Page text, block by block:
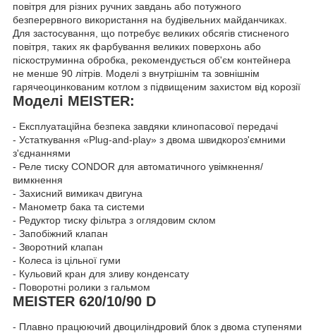
повітря для різних ручних завдань або потужного
безперервного використання на будівельних майданчиках.
Для застосування, що потребує великих обсягів стисненого
повітря, таких як фарбування великих поверхонь або
піскоструминна обробка, рекомендується об'єм контейнера
не менше 90 літрів. Моделі з внутрішнім та зовнішнім
гарячеоцинкованим котлом з підвищеним захистом від корозії
Моделі MEISTER:
- Експлуатаційна безпека завдяки клинопасової передачі
- Устаткування «Plug-and-play» з двома швидкороз'ємними
з'єднаннями
- Реле тиску CONDOR для автоматичного увімкнення/
вимкнення
- Захисний вимикач двигуна
- Манометр бака та системи
- Редуктор тиску фільтра з оглядовим склом
- Запобіжний клапан
- Зворотний клапан
- Колеса із цільної гуми
- Кульовий кран для зливу конденсату
- Поворотні ролики з гальмом
MEISTER 620/10/90 D
- Плавно працюючий двоциліндровий блок з двома ступенями